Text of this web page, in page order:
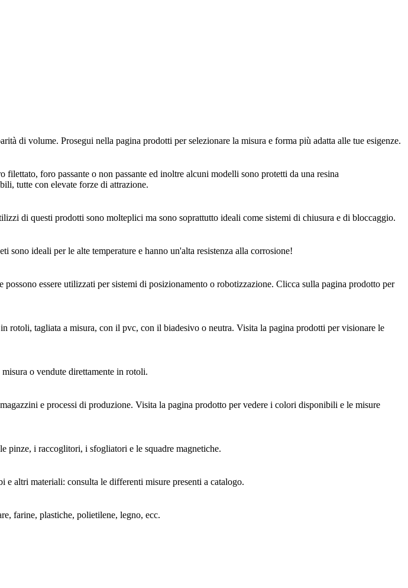
di volume. Prosegui nella pagina prodotti per selezionare la misura e forma più adatta alle tue esigenze.
foro passante o non passante ed inoltre alcuni modelli sono protetti da una resina
tutte con elevate forze di attrazione.
di questi prodotti sono molteplici ma sono soprattutto ideali come sistemi di chiusura e di bloccaggio.
ideali per le alte temperature e hanno un'alta resistenza alla corrosione!
essere utilizzati per sistemi di posizionamento o robotizzazione. Clicca sulla pagina prodotto per
rotoli, tagliata a misura, con il pvc, con il biadesivo o neutra. Visita la pagina prodotti per visionare le
o vendute direttamente in rotoli.
e processi di produzione. Visita la pagina prodotto per vedere i colori disponibili e le misure
pinze, i raccoglitori, i sfogliatori e le squadre magnetiche.
altri materiali: consulta le differenti misure presenti a catalogo.
farine, plastiche, polietilene, legno, ecc.